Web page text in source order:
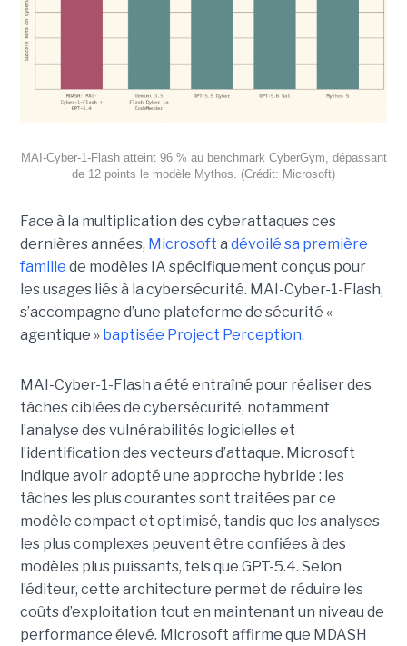
MAI-Cyber-1-Flash atteint 96 % au benchmark CyberGym, dépassant
de 12 points le modèle Mythos. (Crédit: Microsoft)
Face à la multiplication des cyberattaques ces
dernières années, Microsoft a dévoilé sa première
famille de modèles IA spécifiquement conçus pour
les usages liés à la cybersécurité. MAI-Cyber-1-Flash,
s’accompagne d’une plateforme de sécurité «
agentique » baptisée Project Perception.
MAI-Cyber-1-Flash a été entraîné pour réaliser des
tâches ciblées de cybersécurité, notamment
l’analyse des vulnérabilités logicielles et
l’identification des vecteurs d’attaque. Microsoft
indique avoir adopté une approche hybride : les
tâches les plus courantes sont traitées par ce
modèle compact et optimisé, tandis que les analyses
les plus complexes peuvent être confiées à des
modèles plus puissants, tels que GPT-5.4. Selon
l’éditeur, cette architecture permet de réduire les
coûts d’exploitation tout en maintenant un niveau de
performance élevé. Microsoft affirme que MDASH